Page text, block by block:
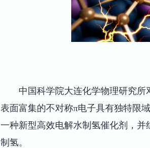
中国科学院大连化学物理研究
表面富集的不对称π电子具有独特限
一种新型高效电解水制氢催化剂，
制氢。